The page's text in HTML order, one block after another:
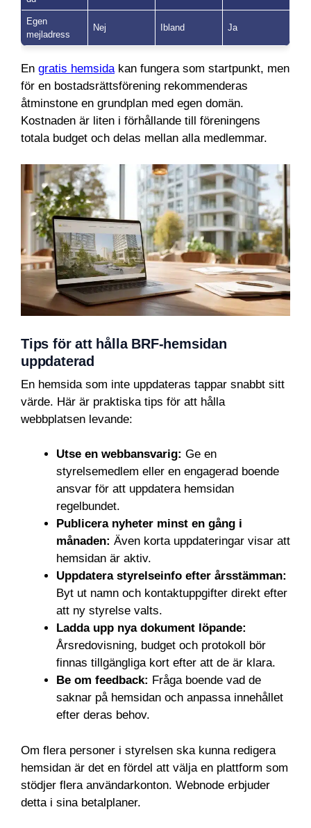
Egen
mejladress
Nej Ibland Ja
En gratis hemsidakan fungera som startpunkt, men
för en bostadsrättsförening rekommenderas
åtminstone en grundplan med egen domän.
Kostnaden är liten i förhållande till föreningens
totala budget och delas mellan alla medlemmar.
Tips för att hålla BRF-hemsidan
uppdaterad
En hemsida som inte uppdateras tappar snabbt sitt
värde. Här är praktiska tips för att hålla
webbplatsen levande:
Utse en webbansvarig: Ge en
styrelsemedlem eller en engagerad boende
ansvar för att uppdatera hemsidan
regelbundet.
Publicera nyheter minst en gång i
månaden: Även korta uppdateringar visar att
hemsidan är aktiv.
Uppdatera styrelseinfo efter årsstämman:
Byt ut namn och kontaktuppgifter direkt efter
att ny styrelse valts.
Ladda upp nya dokument löpande:
Årsredovisning, budget och protokoll bör
finnas tillgängliga kort efter att de är klara.
Be om feedback: Fråga boende vad de
saknar på hemsidan och anpassa innehållet
efter deras behov.
Om flera personer i styrelsen ska kunna redigera
hemsidan är det en fördel att välja en plattform som
stödjer flera användarkonton. Webnode erbjuder
detta i sina betalplaner.